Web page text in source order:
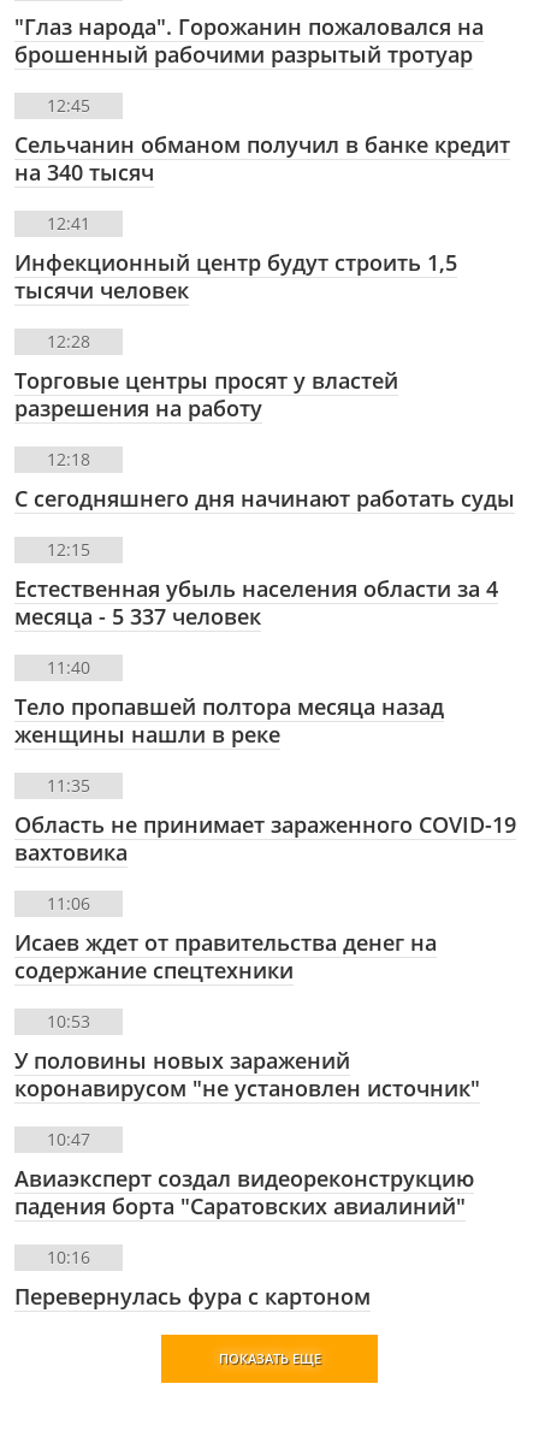
"Глаз народа". Горожанин пожаловался на
брошенный рабочими разрытый тротуар
12:45
Сельчанин обманом получил в банке кредит
на 340 тысяч
12:41
Инфекционный центр будут строить 1,5
тысячи человек
12:28
Торговые центры просят у властей
разрешения на работу
12:18
С сегодняшнего дня начинают работать суды
12:15
Естественная убыль населения области за 4
месяца - 5 337 человек
11:40
Тело пропавшей полтора месяца назад
женщины нашли в реке
11:35
Область не принимает зараженного COVID-19
вахтовика
11:06
Исаев ждет от правительства денег на
содержание спецтехники
10:53
У половины новых заражений
коронавирусом "не установлен источник"
10:47
Авиаэксперт создал видеореконструкцию
падения борта "Саратовских авиалиний"
10:16
Перевернулась фура с картоном
ПОКАЗАТЬ ЕЩЕ